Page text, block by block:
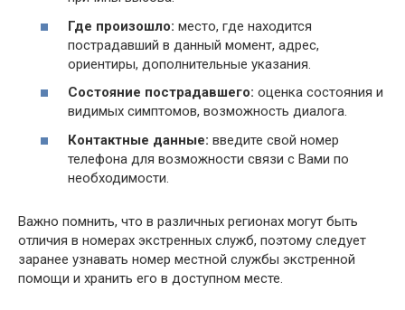
Где произошло: место, где находится
пострадавший в данный момент, адрес,
ориентиры, дополнительные указания.
Состояние пострадавшего: оценка состояния и
видимых симптомов, возможность диалога.
Контактные данные: введите свой номер
телефона для возможности связи с Вами по
необходимости.
Важно помнить, что в различных регионах могут быть
отличия в номерах экстренных служб, поэтому следует
заранее узнавать номер местной службы экстренной
помощи и хранить его в доступном месте.